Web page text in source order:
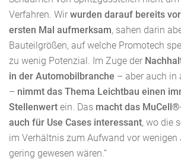
Verfahren. Wir wurden darauf bereits
ersten Mal aufmerksam, sahen darin
Bauteilgrößen, auf welche Promotech
zu wenig Potenzial. Im Zuge der
in der Automobilbranche – aber auch in
– nimmt das Thema Leichtbau einen
Stellenwert ein. Das macht das
auch für Use Cases interessant, wo die
im Verhältnis zum Aufwand vor wenigen
gering gewesen wären.“